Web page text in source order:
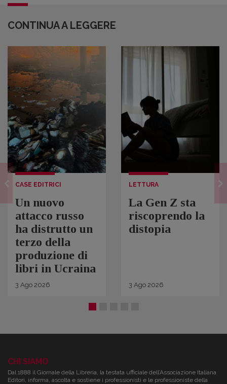
CONTINUA A LEGGERE
CASE EDITRICI
Un nuovo
attacco russo
ha distrutto un
terzo della
produzione di
libri in Ucraina
3 Ago 2026
LETTURA
La Gen Z sta
riscoprendo la
distopia
3 Ago 2026
CHI SIAMO
Dal 1888 il Giornale della Libreria, la testata ufficiale dell’Associazione Italiana
Editori, informa, ascolta e sostiene i professionisti e le professioniste della